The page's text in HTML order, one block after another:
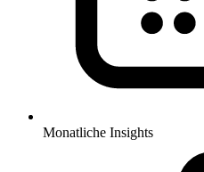
Monatliche Insights